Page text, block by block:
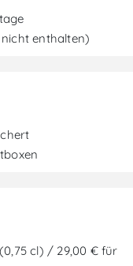
enthalten)
(0,75 cl) / 29,00 € für